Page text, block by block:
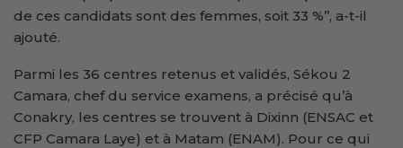
de ces candidats sont des femmes, soit 33 %’’, a-t-il
ajouté.
Parmi les 36 centres retenus et validés, Sékou 2
Camara, chef du service examens, a précisé qu’à
Conakry, les centres se trouvent à Dixinn (ENSAC et
CFP Camara Laye) et à Matam (ENAM). Pour ce qui